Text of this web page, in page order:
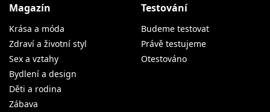
Magazín
Krása a móda
Zdraví a životní styl
Sex a vztahy
Bydlení a design
Děti a rodina
Zábava
Testování
Budeme testovat
Právě testujeme
Otestováno